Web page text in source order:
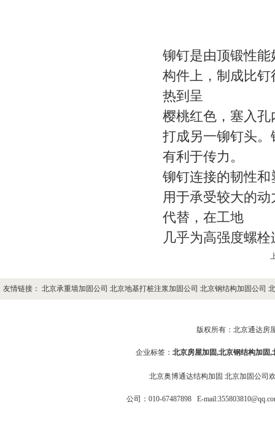
铆钉是由顶锻性
构件上，制成比
热到呈
樱桃红色，塞入
打成另一铆钉头
有利于传力。
铆钉连接的韧性
用于承受较大的
代替，在工地
几乎为高强度螺
友情链接： 北京承重墙加固公司 北京地基打桩注浆加固公司 北京钢结构加固公司
版权所有： 北京通达房
企业标签： 北京房屋加固,北京钢结构加固,
北京奥博通达结构加固 北京加固公司
公司：010-67487898 E-